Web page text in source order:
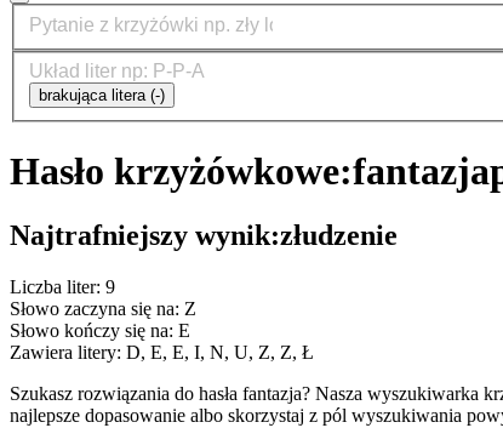
brakująca litera (-)
Hasło krzyżówkowe:fantazja
Najtrafniejszy wynik:złudzenie
Liczba liter: 9
Słowo zaczyna się na: Z
Słowo kończy się na: E
Zawiera litery: D, E, E, I, N, U, Z, Z, Ł
Szukasz rozwiązania do hasła fantazja? Nasza
najlepsze dopasowanie albo skorzystaj z pól wyszukiwania